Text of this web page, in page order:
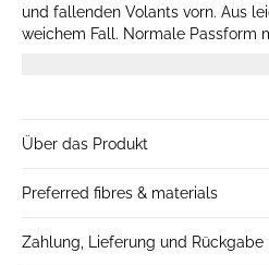
und fallenden Volants vorn. Aus
weichem Fall. Normale Passform
Über das Produkt
Preferred fibres & materials
Zahlung, Lieferung und Rückgabe